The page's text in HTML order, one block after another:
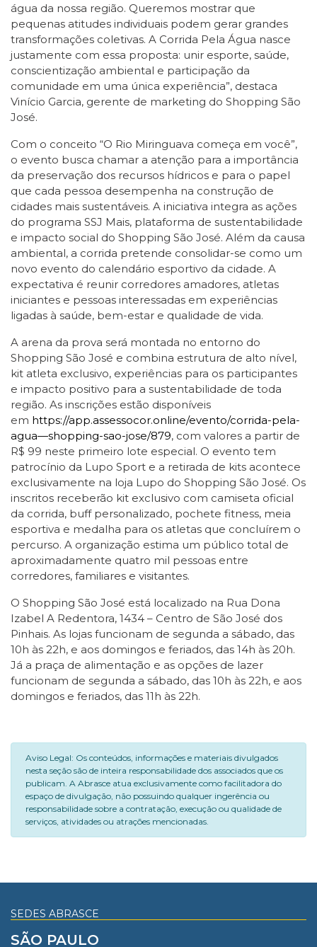
água da nossa região. Queremos mostrar que
pequenas atitudes individuais podem gerar grandes
transformações coletivas. A Corrida Pela Água nasce
justamente com essa proposta: unir esporte, saúde,
conscientização ambiental e participação da
comunidade em uma única experiência”, destaca
Vinício Garcia, gerente de marketing do Shopping São
José.
Com o conceito “O Rio Miringuava começa em você”,
o evento busca chamar a atenção para a importância
da preservação dos recursos hídricos e para o papel
que cada pessoa desempenha na construção de
cidades mais sustentáveis. A iniciativa integra as ações
do programa SSJ Mais, plataforma de sustentabilidade
e impacto social do Shopping São José. Além da causa
ambiental, a corrida pretende consolidar-se como um
novo evento do calendário esportivo da cidade. A
expectativa é reunir corredores amadores, atletas
iniciantes e pessoas interessadas em experiências
ligadas à saúde, bem-estar e qualidade de vida.
A arena da prova será montada no entorno do
Shopping São José e combina estrutura de alto nível,
kit atleta exclusivo, experiências para os participantes
e impacto positivo para a sustentabilidade de toda
região. As inscrições estão disponíveis
em https://app.assessocor.online/evento/corrida-pela-
agua—shopping-sao-jose/879, com valores a partir de
R$ 99 neste primeiro lote especial. O evento tem
patrocínio da Lupo Sport e a retirada de kits acontece
exclusivamente na loja Lupo do Shopping São José. Os
inscritos receberão kit exclusivo com camiseta oficial
da corrida, buff personalizado, pochete fitness, meia
esportiva e medalha para os atletas que concluírem o
percurso. A organização estima um público total de
aproximadamente quatro mil pessoas entre
corredores, familiares e visitantes.
O Shopping São José está localizado na Rua Dona
Izabel A Redentora, 1434 – Centro de São José dos
Pinhais. As lojas funcionam de segunda a sábado, das
10h às 22h, e aos domingos e feriados, das 14h às 20h.
Já a praça de alimentação e as opções de lazer
funcionam de segunda a sábado, das 10h às 22h, e aos
domingos e feriados, das 11h às 22h.
Aviso Legal: Os conteúdos, informações e materiais divulgados
nesta seção são de inteira responsabilidade dos associados que os
publicam. A Abrasce atua exclusivamente como facilitadora do
espaço de divulgação, não possuindo qualquer ingerência ou
responsabilidade sobre a contratação, execução ou qualidade de
serviços, atividades ou atrações mencionadas.
SEDES ABRASCE
SÃO PAULO